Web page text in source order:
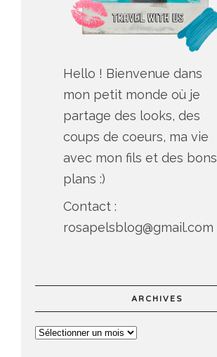
Hello ! Bienvenue dans
mon petit monde où je
partage des looks, des
coups de coeurs, ma vie
avec mon fils et des bons
plans :)
Contact :
rosapelsblog@gmail.com
ARCHIVES